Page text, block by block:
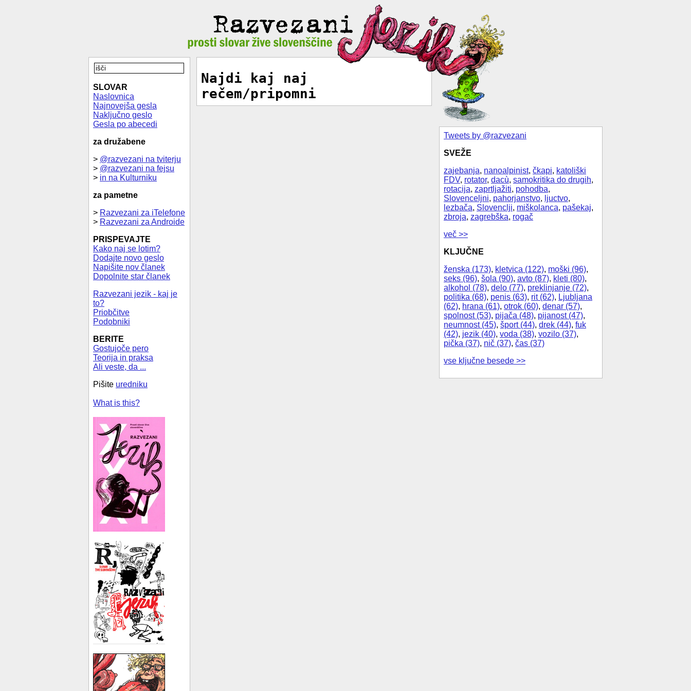
Tweets by @razvezani
SVEŽE
zajebanja, nanoalpinist, čkapi, katoliški
FDV, rotator, dacù, samokritika do drugih,
rotacija, zaprtljažiti, pohodba,
Slovenceljni, pahorjanstvo, ljuctvo,
lezbača, Slovenclji, miškolanca, pašekaj,
zbroja, zagrebška, rogač
več >>
KLJUČNE
ženska (173), kletvica (122), moški (96),
seks (96), šola (90), avto (87), kleti (80),
alkohol (78), delo (77), preklinjanje (72),
politika (68), penis (63), rit (62), Ljubljana
(62), hrana (61), otrok (60), denar (57),
spolnost (53), pijača (48), pijanost (47),
neumnost (45), šport (44), drek (44), fuk
(42), jezik (40), voda (38), vozilo (37),
pička (37), nič (37), čas (37)
vse ključne besede >>
SLOVAR
Naslovnica
Najnovejša gesla
Naključno geslo
Gesla po abecedi
za družabene
> @razvezani na tviterju
> @razvezani na fejsu
> in na Kulturniku
za pametne
> Razvezani za iTelefone
> Razvezani za Androide
PRISPEVAJTE
Kako naj se lotim?
Dodajte novo geslo
Napišite nov članek
Dopolnite star članek
Razvezani jezik - kaj je
to?
Priobčitve
Podobniki
BERITE
Gostujoče pero
Teorija in praksa
Ali veste, da ...
Pišite uredniku
What is this?
Najdi kaj naj
rečem/pripomni